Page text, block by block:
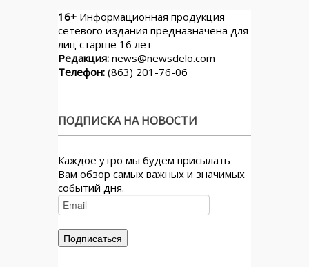
16+ Информационная продукция
сетевого издания предназначена для
лиц старше 16 лет
Редакция: news@newsdelo.com
Телефон: (863) 201-76-06
ПОДПИСКА НА НОВОСТИ
Каждое утро мы будем присылать
Вам обзор самых важных и значимых
событий дня.